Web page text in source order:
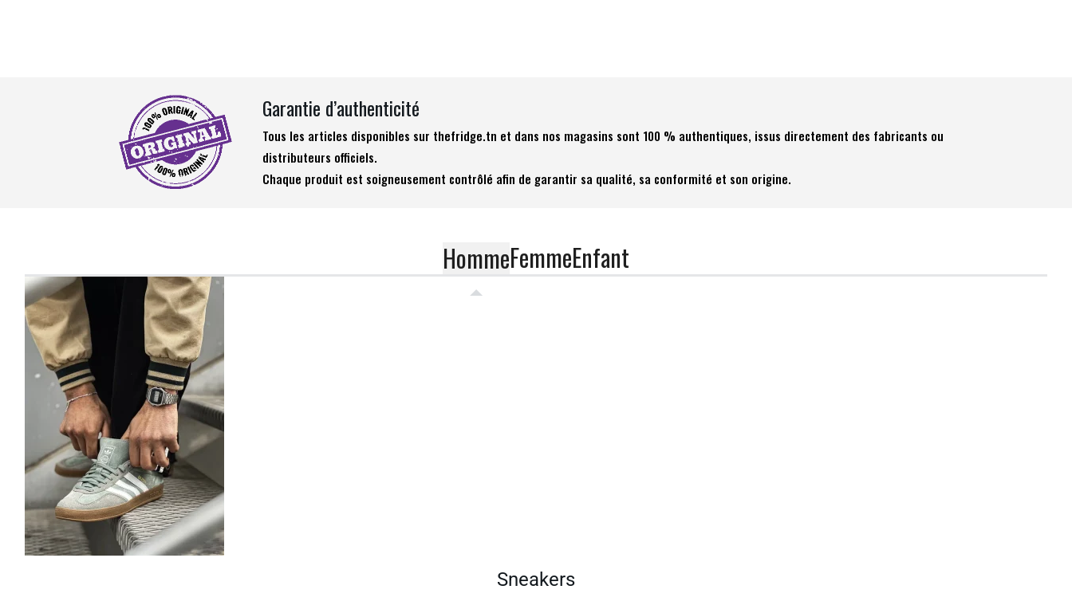
Garantie d’authenticité
Tous les articles disponibles sur thefridge.tn et dans nos magasins sont 100 % authentiques, issus directement des fabricants ou
distributeurs officiels.
Chaque produit est soigneusement contrôlé afin de garantir sa qualité, sa conformité et son origine.
HommeFemmeEnfant
Sneakers